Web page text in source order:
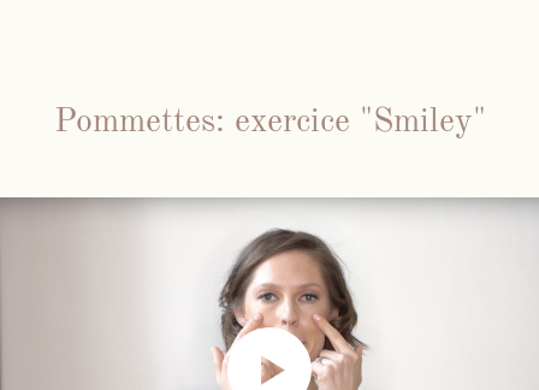
Pommettes: exercice "Smiley"